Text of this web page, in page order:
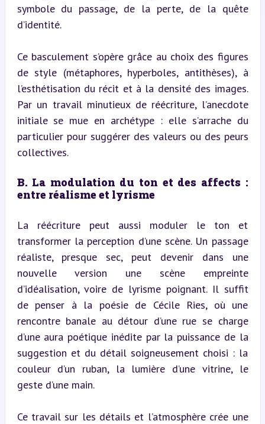
symbole du passage, de la perte, de la quête
d’identité.
Ce basculement s’opère grâce au choix des figures
de style (métaphores, hyperboles, antithèses), à
l’esthétisation du récit et à la densité des images.
Par un travail minutieux de réécriture, l’anecdote
initiale se mue en archétype : elle s’arrache du
particulier pour suggérer des valeurs ou des peurs
collectives.
B. La modulation du ton et des affects :
entre réalisme et lyrisme
La réécriture peut aussi moduler le ton et
transformer la perception d’une scène. Un passage
réaliste, presque sec, peut devenir dans une
nouvelle version une scène empreinte
d’idéalisation, voire de lyrisme poignant. Il suffit
de penser à la poésie de Cécile Ries, où une
rencontre banale au détour d’une rue se charge
d’une aura poétique inédite par la puissance de la
suggestion et du détail soigneusement choisi : la
couleur d’un ruban, la lumière d’une vitrine, le
geste d’une main.
Ce travail sur les détails et l’atmosphère crée une